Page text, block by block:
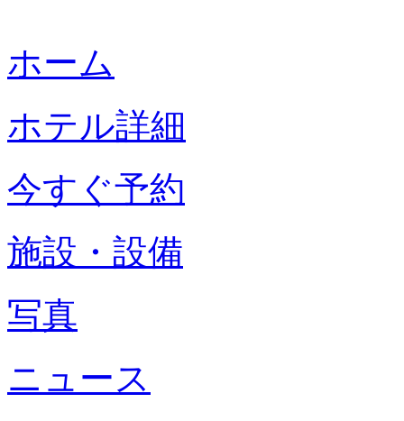
ホーム
ホテル詳細
今すぐ予約
施設・設備
写真
ニュース